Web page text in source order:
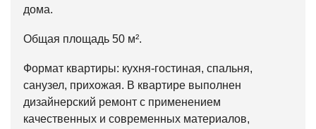
дома.
Общая площадь 50 м².
Формат квартиры: кухня-гостиная, спальня,
санузел, прихожая. В квартире выполнен
дизайнерский ремонт с применением
качественных и современных материалов,